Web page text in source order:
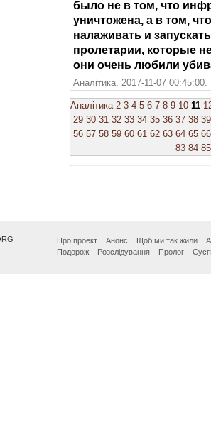
было не в том, что
уничтожена, а в том,
налаживать и
пролетарии, которые
они очень любили
Аналітика. 2017-11-07
Аналітика 2 3 4 5 6 7 8 9 10 11
29 30 31 32 33 34 35 36 37 38 39
56 57 58 59 60 61 62 63 64 65 66
83 84 85
Про проект Анонс Щоб ми так жили
Подорож
Розслідування Пролог